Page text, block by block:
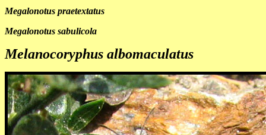
Megalonotus praetextatus
Megalonotus sabulicola
Melanocoryphus albomaculatus